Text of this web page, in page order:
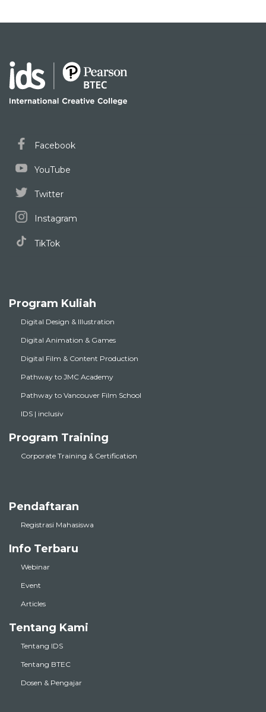
Facebook
YouTube
Twitter
Instagram
TikTok
Program Kuliah
Digital Design & Illustration
Digital Animation & Games
Digital Film & Content Production
Pathway to JMC Academy
Pathway to Vancouver Film School
IDS | inclusiv
Program Training
Corporate Training & Certification
Pendaftaran
Registrasi Mahasiswa
Info Terbaru
Webinar
Event
Articles
Tentang Kami
Tentang IDS
Tentang BTEC
Dosen & Pengajar